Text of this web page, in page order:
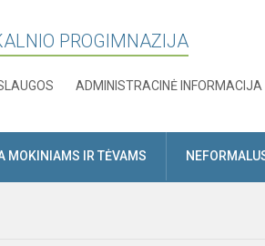
PROGIMNAZIJA
ADMINISTRACINĖ INFORMACIJA
MOKINIAMS IR TĖVAMS